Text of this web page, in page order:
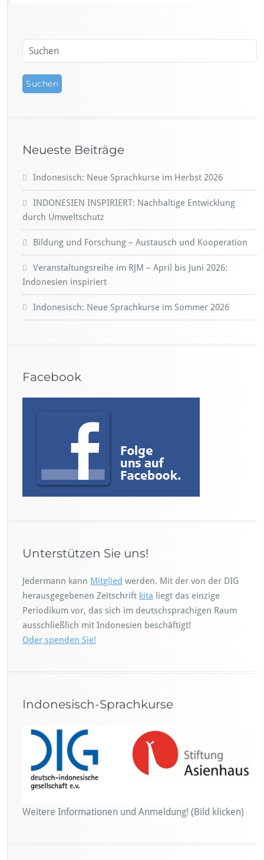
Neueste Beiträge
Indonesisch: Neue Sprachkurse im Herbst 2026
INDONESIEN INSPIRIERT: Nachhaltige Entwicklung
durch Umweltschutz
Bildung und Forschung – Austausch und Kooperation
Veranstaltungsreihe im RJM – April bis Juni 2026:
Indonesien inspiriert
Indonesisch: Neue Sprachkurse im Sommer 2026
Facebook
Unterstützen Sie uns!
Jedermann kann Mitglied werden. Mit der von der DIG
herausgegebenen Zeitschrift kita liegt das einzige
Periodikum vor, das sich im deutschsprachigen Raum
ausschließlich mit Indonesien beschäftigt!
Oder spenden Sie!
Indonesisch-Sprachkurse
Weitere Informationen und Anmeldung! (Bild klicken)